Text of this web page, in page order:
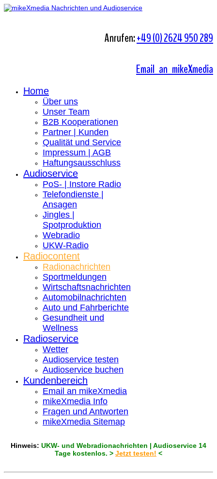
Anrufen:+49 (0) 2624 950 289
Email an mikeXmedia
Home
Über uns
Unser Team
B2B Kooperationen
Partner | Kunden
Qualität und Service
Impressum | AGB
Haftungsausschluss
Audioservice
PoS- | Instore Radio
Telefondienste |
Ansagen
Jingles |
Spotproduktion
Webradio
UKW-Radio
Radiocontent
Radionachrichten
Sportmeldungen
Wirtschaftsnachrichten
Automobilnachrichten
Auto und Fahrberichte
Gesundheit und
Wellness
Radioservice
Wetter
Audioservice testen
Audioservice buchen
Kundenbereich
Email an mikeXmedia
mikeXmedia Info
Fragen und Antworten
mikeXmedia Sitemap
Hinweis: UKW- und Webradionachrichten | Audioservice 14
Tage kostenlos. > Jetzt testen! <